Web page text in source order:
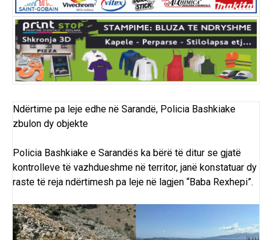
Ndërtime pa leje edhe në Sarandë, Policia Bashkiake
zbulon dy objekte
Policia Bashkiake e Sarandës ka bërë të ditur se gjatë
kontrolleve të vazhdueshme në territor, janë konstatuar dy
raste të reja ndërtimesh pa leje në lagjen “Baba Rexhepi”.